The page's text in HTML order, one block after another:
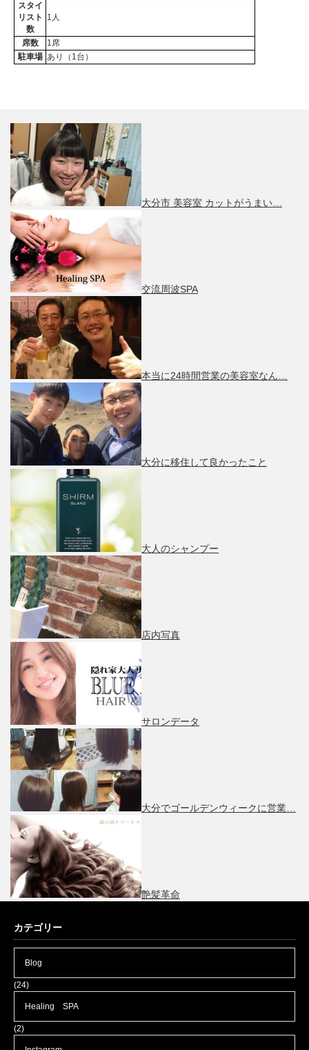
スタイ
リスト
数
1人
席数
1席
駐車場 あり（1台）
大分市 美容室 カットがうまい…
交流周波SPA
本当に24時間営業の美容室なん…
大分に移住して良かったこと
大人のシャンプー
店内写真
サロンデータ
大分でゴールデンウィークに営業…
艶髪革命
カテゴリー
Blog
(24)
Healing SPA
(2)